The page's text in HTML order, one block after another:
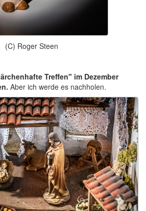
(C) Roger Steen
Treffen" im Dezember
Aber ich werde es nachholen.